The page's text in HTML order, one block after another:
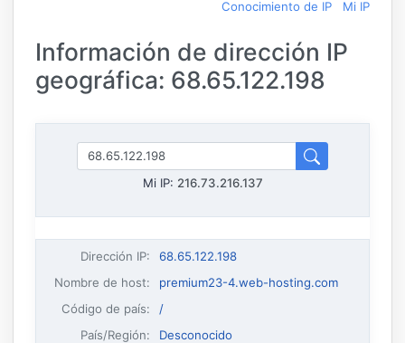
Conocimiento de IP
Mi IP
Información de dirección IP
geográfica: 68.65.122.198
Mi IP: 216.73.216.137
Dirección IP:
68.65.122.198
Nombre de host:
premium23-4.web-hosting.com
Código de país:
/
País/Región:
Desconocido